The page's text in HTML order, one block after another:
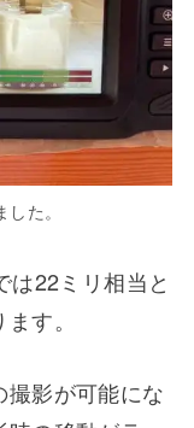
た。
22ミリ相当と
す。
影が可能にな